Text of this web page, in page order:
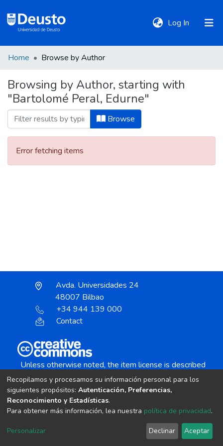
Log In (current)
Communities
&
Collections
All of DSpace
Home Browse by Author
Browsing by Author, starting with
"Bartolomé Peral, Edurne"
Browse
Error fetching items
Avda. Universidades 24
48007 Bilbao
+34 944 139 000
Contact
Unless otherwise noted, the item license is described
as:
Creative Commons Attribution-NonCommercial-
copyright © 2002-2026LYRASIS
Send Feedback
Recopilamos y procesamos su información personal para los
siguientes propósitos: Autenticación, Preferencias,
Reconocimiento y Estadísticas.
Para obtener más información, lea nuestra política de privacidad.
Personalizar Declinar Aceptar